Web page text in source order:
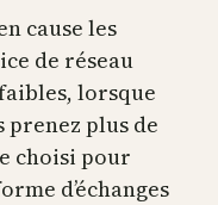
cause les
de réseau
lorsque
prenez plus de
choisi pour
d’échanges